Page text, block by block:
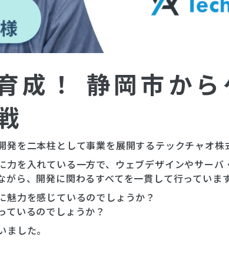
成！ 静岡市から
を二本柱として事業を展開するテックチャオ株
力を入れている一方で、ウェブデザインやサーバ
ら、開発に関わるすべてを一貫して行っています
力を感じているのでしょうか？
ているのでしょうか？
した。